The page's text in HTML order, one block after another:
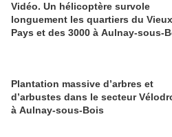
Vidéo. Un hélicoptère survole
longuement les quartiers du
Pays et des 3000 à Aulnay-sous-
Plantation massive d’arbres et
d’arbustes dans le secteur
à Aulnay-sous-Bois